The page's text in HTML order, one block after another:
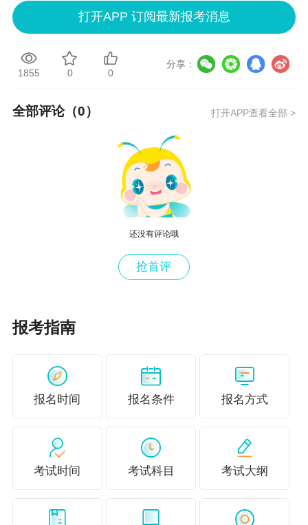
性的选择。
郭淑荣
毕业于财政部财政科学研究所企业财务与会
计、税务与会计。主讲《中级财务会计》、《高
级财务会计》、《财务报表分析》、《国际财务
管理》等。担任《纳税筹划》教材主编，该教材
由西南财经大学出版社于2011年4月出版发行，
承担教改定向研究专项课题《订单式人才培养模
式管理研究》。多年来从事注册会计师、会计师
活通俗易懂，极具亲和力，深受学员喜爱。
“考前不努力，考后徒伤悲”，中级会计考试备
正保会计网校亦愿意见证你的会计生涯成长之
路，陪你一起成长~
加入正保会计网校>>>
打开APP 订阅最新报考消息
1855 0 0
分享：
全部评论（0） 打开APP查看全部 >
还没有评论哦
抢首评
报考指南
报名时间 报名条件 报名方式
考试时间 考试科目 考试大纲